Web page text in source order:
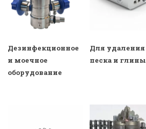
Дезинфекционное
и моечное
оборудование
Для удаления
песка и глины